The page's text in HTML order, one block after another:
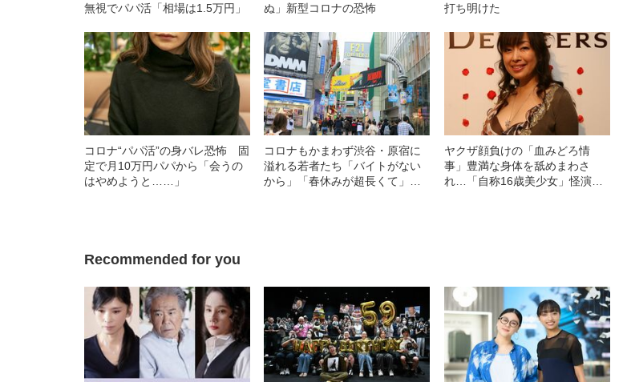
無視でパパ活「相場は1.5万円」
ぬ」新型コロナの恐怖
打ち明けた
コロナ“パパ活”の身バレ恐怖 固
定で月10万円パパから「会うの
はやめようと……」
コロナもかまわず渋谷・原宿に
溢れる若者たち「バイトがない
から」「春休みが超長くて」
ヤクザ顔負けの「血みどろ情
事」豊満な身体を舐めまわさ
れ…「自称16歳美少女」怪演
Recommended for you